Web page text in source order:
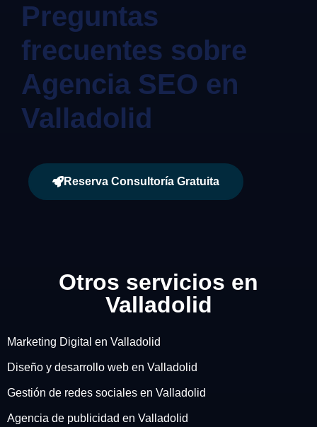
Preguntas
frecuentes sobre
Agencia SEO en
Valladolid
Reserva Consultoría Gratuita
Otros servicios en
Valladolid
Marketing Digital en Valladolid
Diseño y desarrollo web en Valladolid
Gestión de redes sociales en Valladolid
Agencia de publicidad en Valladolid